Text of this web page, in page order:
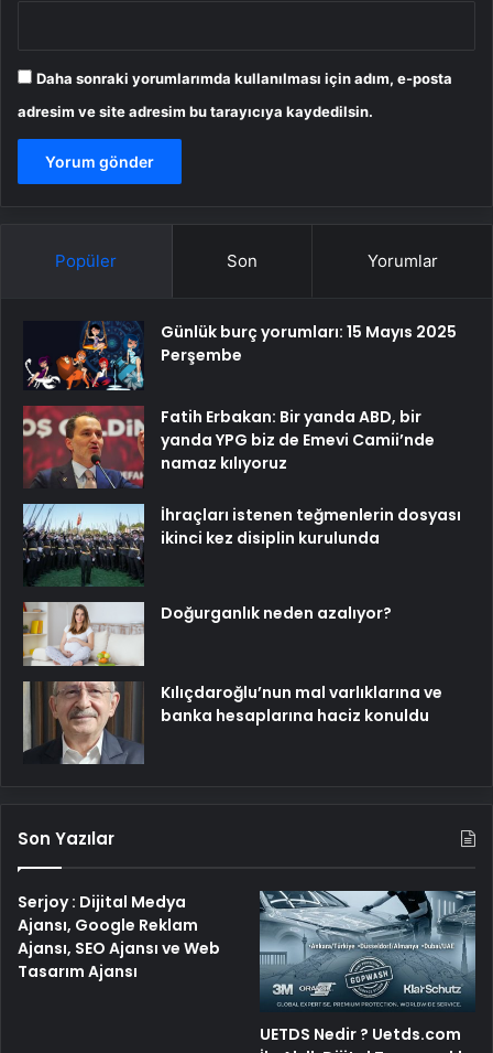
Daha sonraki yorumlarımda kullanılması için adım, e-posta
adresim ve site adresim bu tarayıcıya kaydedilsin.
Popüler Son Yorumlar
Günlük burç yorumları: 15 Mayıs 2025
Perşembe
Fatih Erbakan: Bir yanda ABD, bir
yanda YPG biz de Emevi Camii’nde
namaz kılıyoruz
İhraçları istenen teğmenlerin dosyası
ikinci kez disiplin kurulunda
Doğurganlık neden azalıyor?
Kılıçdaroğlu’nun mal varlıklarına ve
banka hesaplarına haciz konuldu
Son Yazılar
Serjoy : Dijital Medya
Ajansı, Google Reklam
Ajansı, SEO Ajansı ve Web
Tasarım Ajansı
UETDS Nedir ? Uetds.com